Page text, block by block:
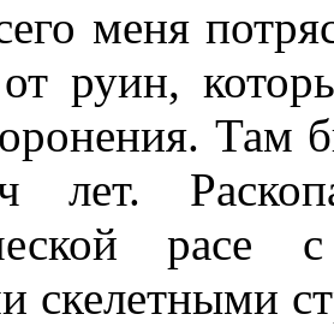
меня
руин,
Там
лет.
скелетными